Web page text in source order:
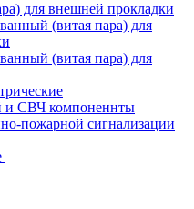
для внешней прокладки
(витая пара) для
(витая пара) для
и СВЧ компоненнты
пожарной сигнализации